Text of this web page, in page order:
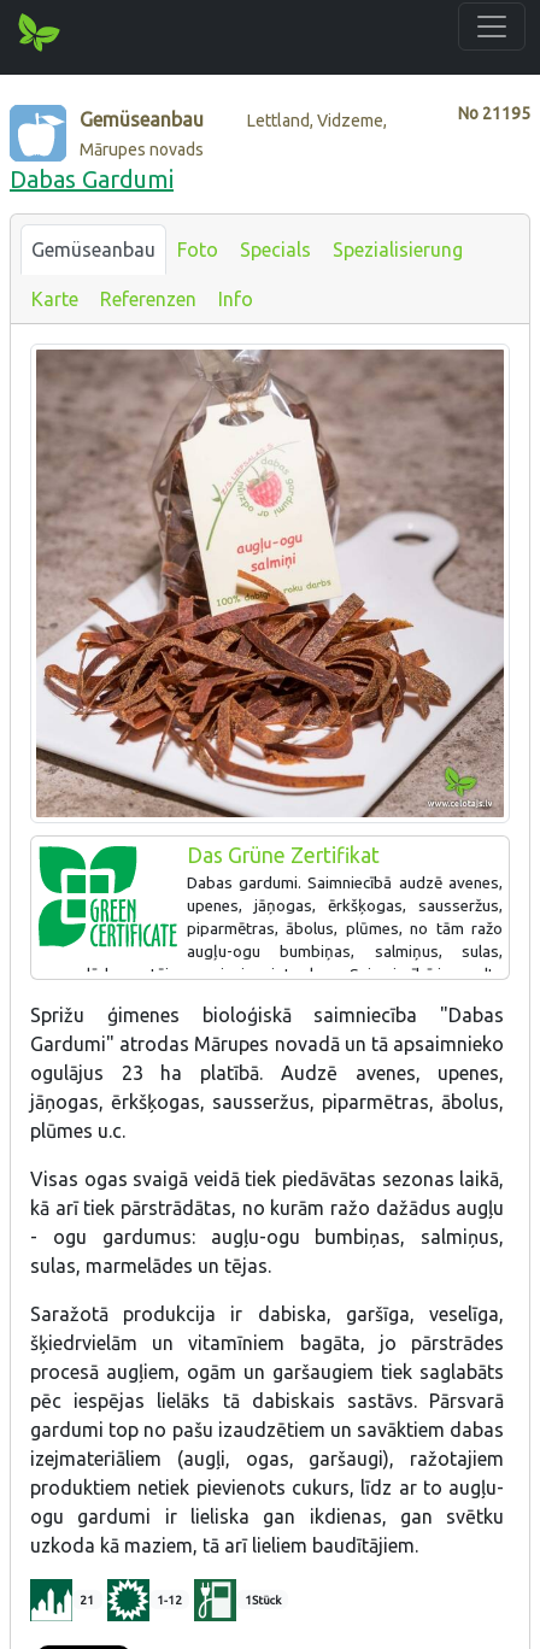
No 21195
Gemüseanbau
Lettland, Vidzeme,
Mārupes novads
Dabas Gardumi
Gemüseanbau Foto Specials Spezialisierung
Karte Referenzen Info
Das Grüne Zertifikat
Dabas gardumi. Saimniecībā audzē avenes,
upenes, jāņogas, ērkšķogas, sausseržus,
piparmētras, ābolus, plūmes, no tām ražo
augļu-ogu bumbiņas, salmiņus, sulas,
marmelādes un tējas, nepievienojot cukuru. Saimniecībā ir uzcelta
tunelis.
Sprižu ģimenes bioloģiskā saimniecība "Dabas
Gardumi" atrodas Mārupes novadā un tā apsaimnieko
ogulājus 23 ha platībā. Audzē avenes, upenes,
jāņogas, ērkšķogas, sausseržus, piparmētras, ābolus,
plūmes u.c.
Visas ogas svaigā veidā tiek piedāvātas sezonas laikā,
kā arī tiek pārstrādātas, no kurām ražo dažādus augļu
- ogu gardumus: augļu-ogu bumbiņas, salmiņus,
sulas, marmelādes un tējas.
Saražotā produkcija ir dabiska, garšīga, veselīga,
šķiedrvielām un vitamīniem bagāta, jo pārstrādes
procesā augļiem, ogām un garšaugiem tiek saglabāts
pēc iespējas lielāks tā dabiskais sastāvs. Pārsvarā
gardumi top no pašu izaudzētiem un savāktiem dabas
izejmateriāliem (augļi, ogas, garšaugi), ražotajiem
produktiem netiek pievienots cukurs, līdz ar to augļu-
ogu gardumi ir lieliska gan ikdienas, gan svētku
uzkoda kā maziem, tā arī lieliem baudītājiem.
21 1-12 1Stück